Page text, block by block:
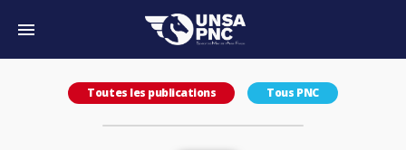
Toutes les publications Tous PNC